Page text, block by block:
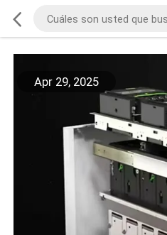
Apr 29, 2025